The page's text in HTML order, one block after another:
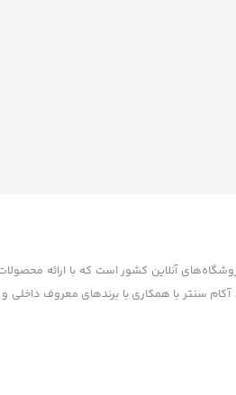
آنلاین کشور است که با ارائه
این فروشگاه در سال ۱۳۹۵ تاسیس شده. آکام سنتر با همکاری
اعتماد شناخته شده است. آکام سنتر با هدف